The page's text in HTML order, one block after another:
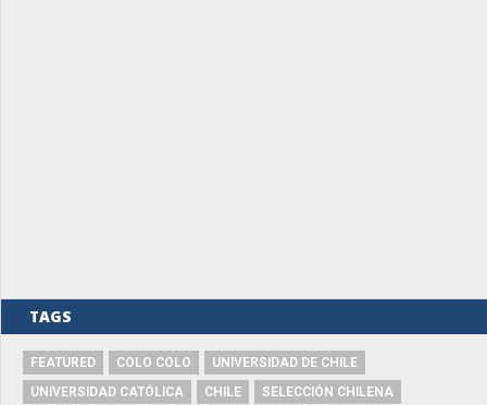
TAGS
FEATURED COLO COLO
UNIVERSIDAD DE CHILE
UNIVERSIDAD CATÓLICA
CHILE
SELECCIÓN CHILENA